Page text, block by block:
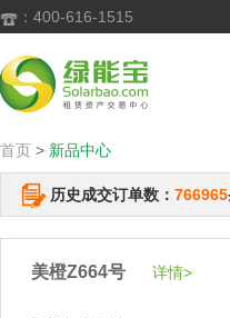
 ：400-616-1515
首页 > 新品中心
历史成交订单数： 766965
美橙Z664号 详情>